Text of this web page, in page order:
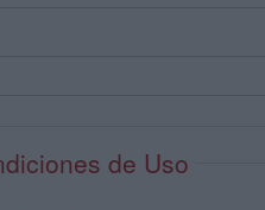
de Uso